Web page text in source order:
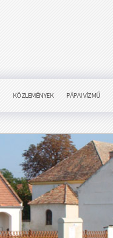
KÖZLEMÉNYEK PÁPAI VÍZMŰ